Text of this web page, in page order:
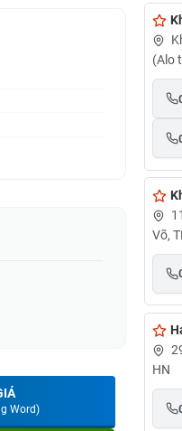
Word)
(Alo
Võ,
HN